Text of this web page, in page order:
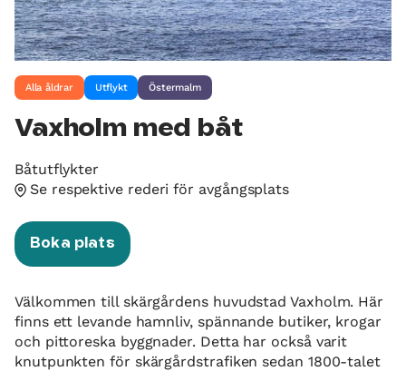
Alla åldrar Utflykt Östermalm
Vaxholm med båt
Båtutflykter
Se respektive rederi för avgångsplats
Boka plats
Välkommen till skärgårdens huvudstad Vaxholm. Här
finns ett levande hamnliv, spännande butiker, krogar
och pittoreska byggnader. Detta har också varit
knutpunkten för skärgårdstrafiken sedan 1800-talet